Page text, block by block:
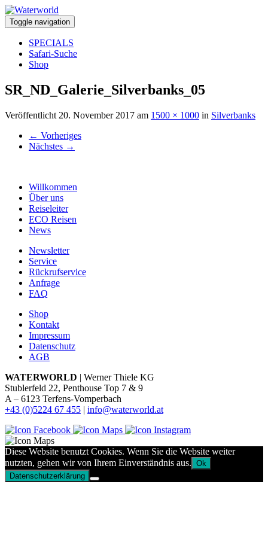
Toggle navigation
SPECIALS
Safari-Suche
Shop
SR_ND_Galerie_Silverbanks_05
Veröffentlicht 20. November 2017 am 1500 × 1000 in Silverbanks
← Vorheriges
Nächstes →
Willkommen
Über uns
Reiseleiter
ECO Reisen
News
Newsletter
Service
Rückrufservice
Anfrage
FAQ
Shop
Kontakt
Impressum
Datenschutz
AGB
WATERWORLD | Werner Thiele KG
Stublerfeld 22, Penthouse Top 7 & 9
A – 6123 Terfens-Vomperbach
+43 (0)5224 67 455 | info@waterworld.at
Diese Website benutzt Cookies. Wenn Sie die Website weiter
nutzten, gehen wir von Ihrem Einverständnis aus. Ok
Datenschutzerklärung